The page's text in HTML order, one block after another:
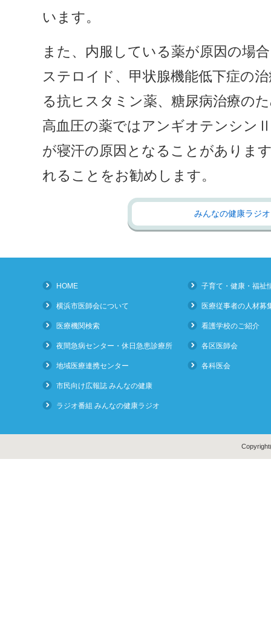
います。
また、内服している薬が原因の場
ステロイド、甲状腺機能低下症の
る抗ヒスタミン薬、糖尿病治療の
高血圧の薬ではアンギオテンシン
が寝汗の原因となることがありま
れることをお勧めします。
みんなの健康ラジ
HOME
横浜市医師会について
医療機関検索
夜間急病センター・休日急患診療所
地域医療連携センター
市民向け広報誌 みんなの健康
ラジオ番組 みんなの健康ラジオ
子育て・健康・福祉
医療従事者の人材募
看護学校のご紹介
各区医師会
各科医会